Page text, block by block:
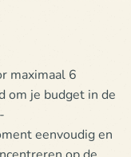
maximaal 6
om je budget in de
eenvoudig en
op de